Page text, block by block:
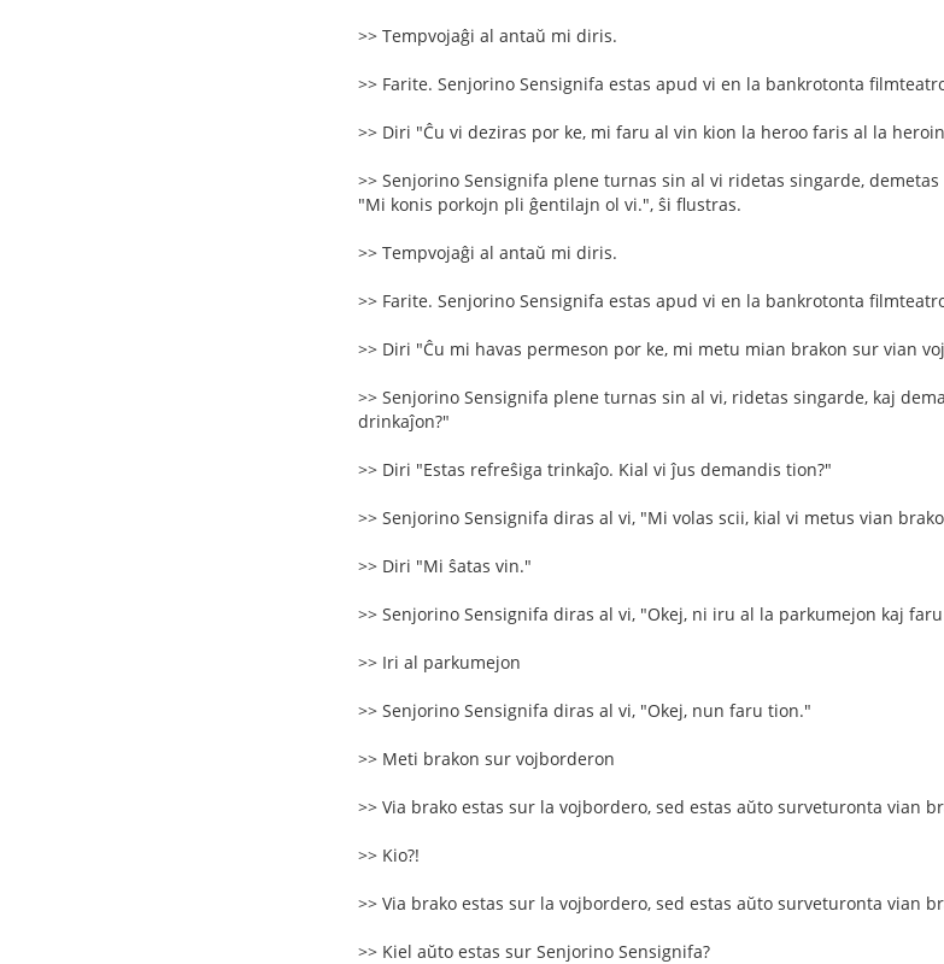
>> Tempvojaĝi al antaŭ mi diris.
>> Farite. Senjorino Sensignifa estas apud vi en la bankrotonta
>> Diri "Ĉu vi deziras por ke, mi faru al vin kion la heroo faris al la
>> Senjorino Sensignifa plene turnas sin al vi ridetas singarde,
"Mi konis porkojn pli ĝentilajn ol vi.", ŝi flustras.
>> Tempvojaĝi al antaŭ mi diris.
>> Farite. Senjorino Sensignifa estas apud vi en la bankrotonta
>> Diri "Ĉu mi havas permeson por ke, mi metu mian brakon sur vian
>> Senjorino Sensignifa plene turnas sin al vi, ridetas singarde, kaj
drinkaĵon?"
>> Diri "Estas refreŝiga trinkaĵo. Kial vi ĵus demandis tion?"
>> Senjorino Sensignifa diras al vi, "Mi volas scii, kial vi metus vian
>> Diri "Mi ŝatas vin."
>> Senjorino Sensignifa diras al vi, "Okej, ni iru al la parkumejon kaj
>> Iri al parkumejon
>> Senjorino Sensignifa diras al vi, "Okej, nun faru tion."
>> Meti brakon sur vojborderon
>> Via brako estas sur la vojbordero, sed estas aŭto surveturonta vian
>> Kio?!
>> Via brako estas sur la vojbordero, sed estas aŭto surveturonta vian
>> Kiel aŭto estas sur Senjorino Sensignifa?